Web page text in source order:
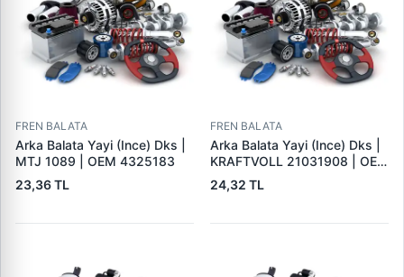
FREN BALATA
Arka Balata Yayi (Ince) Dks |
MTJ 1089 | OEM 4325183
23,36 TL
FREN BALATA
Arka Balata Yayi (Ince) Dks |
KRAFTVOLL 21031908 | OEM
4325183
24,32 TL